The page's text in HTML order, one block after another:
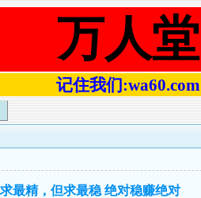
万人堂
记住我们:wa60.com
最精，但求最稳 绝对稳赚绝对